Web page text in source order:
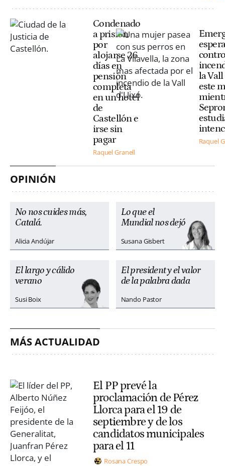
Condenado
a prisión
por
alojarse 26
días en
pensión
completa
en un hotel
de
Castellón e
irse sin
pagar
Raquel Granell
la
este
Raquel
OPINIÓN
No nos cuides más,
Catalá.
Alicia Andújar
Lo que el
Mundial nos dejó
Susana Gisbert
El largo y cálido
verano
Susi Boix
El president y el valor
de la palabra dada
Nando Pastor
MÁS ACTUALIDAD
El PP prevé la
proclamación de Pérez
Llorca para el 19 de
septiembre y de los
candidatos municipales
para el 11
Rosana Crespo